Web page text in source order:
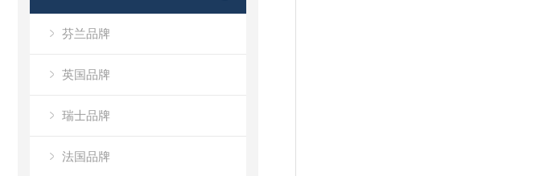
芬兰品牌
英国品牌
瑞士品牌
法国品牌